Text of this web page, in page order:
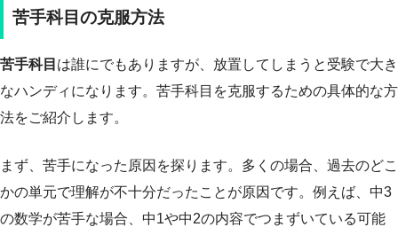
苦手科目の克服方法
苦手科目 は誰にでもありますが、放置してしまうと受験で大き
なハンディになります。苦手科目を克服するための具体的な方
法をご紹介します。
まず、苦手になった原因を探ります。多くの場合、過去のどこ
かの単元で理解が不十分だったことが原因です。例えば、中3
の数学が苦手な場合、中1や中2の内容でつまずいている可能